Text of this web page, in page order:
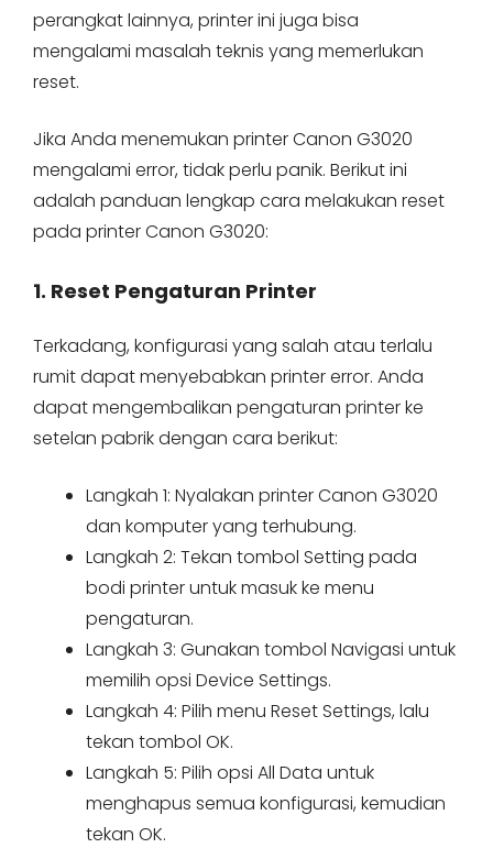
perangkat lainnya, printer ini juga bisa
mengalami masalah teknis yang memerlukan
reset.
Jika Anda menemukan printer Canon G3020
mengalami error, tidak perlu panik. Berikut ini
adalah panduan lengkap cara melakukan reset
pada printer Canon G3020:
1. Reset Pengaturan Printer
Terkadang, konfigurasi yang salah atau terlalu
rumit dapat menyebabkan printer error. Anda
dapat mengembalikan pengaturan printer ke
setelan pabrik dengan cara berikut:
Langkah 1: Nyalakan printer Canon G3020
dan komputer yang terhubung.
Langkah 2: Tekan tombol Setting pada
bodi printer untuk masuk ke menu
pengaturan.
Langkah 3: Gunakan tombol Navigasi untuk
memilih opsi Device Settings.
Langkah 4: Pilih menu Reset Settings, lalu
tekan tombol OK.
Langkah 5: Pilih opsi All Data untuk
menghapus semua konfigurasi, kemudian
tekan OK.